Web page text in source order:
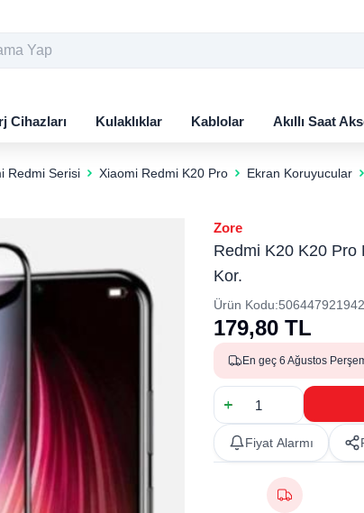
Cihazları Kulaklıklar Kablolar Akıllı Saat
Redmi Serisi Xiaomi Redmi K20 Pro Ekran Koruyucular
Zore
Redmi K20 K20 Pro
Kor.
Ürün Kodu:
179,80 TL
En geç 6 Ağustos
Fiyat Alarmı